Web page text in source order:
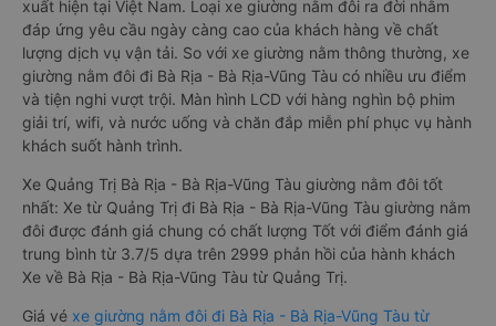
xuất hiện tại Việt Nam. Loại xe giường nằm đôi ra đời nhằm
đáp ứng yêu cầu ngày càng cao của khách hàng về chất
lượng dịch vụ vận tải. So với xe giường nằm thông thường, xe
giường nằm đôi đi Bà Rịa - Bà Rịa-Vũng Tàu có nhiều ưu điểm
và tiện nghi vượt trội. Màn hình LCD với hàng nghìn bộ phim
giải trí, wifi, và nước uống và chăn đắp miễn phí phục vụ hành
khách suốt hành trình.
Xe Quảng Trị Bà Rịa - Bà Rịa-Vũng Tàu giường nằm đôi tốt
nhất: Xe từ Quảng Trị đi Bà Rịa - Bà Rịa-Vũng Tàu giường nằm
đôi được đánh giá chung có chất lượng Tốt với điểm đánh giá
trung bình từ 3.7/5 dựa trên 2999 phản hồi của hành khách
Xe về Bà Rịa - Bà Rịa-Vũng Tàu từ Quảng Trị.
Giá vé xe giường nằm đôi đi Bà Rịa - Bà Rịa-Vũng Tàu từ